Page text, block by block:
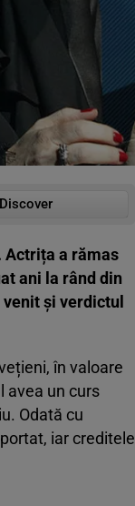
Actrița a rămas
ani la rând din
și verdictul
în valoare
avea un curs
Odată cu
iar creditele